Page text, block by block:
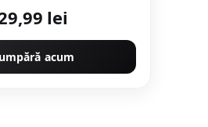
lei
acum